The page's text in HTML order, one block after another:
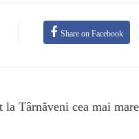
Share on Facebook
Târnăveni cea mai